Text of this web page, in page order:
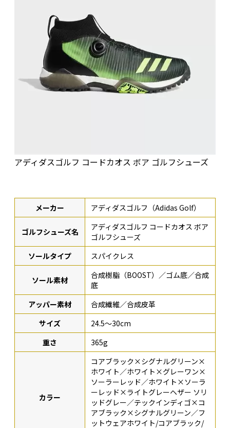
アディダスゴルフ コードカオス ボア ゴルフシューズ
メーカー アディダスゴルフ（Adidas Golf）
ゴルフシューズ名
アディダスゴルフ コードカオス ボア
ゴルフシューズ
ソールタイプ
スパイクレス
ソール素材
合成樹脂（BOOST）／ゴム底／合成
底
アッパー素材
合成繊維／合成皮革
サイズ
24.5〜30cm
重さ
365g
カラー
コアブラック×シグナルグリーン×
ホワイト／ホワイト×グレーワン×
ソーラーレッド／ホワイト×ソーラ
ーレッド×ライトグレーヘザー ソリ
ッドグレー／テックインディゴ×コ
アブラック×シグナルグリーン／フ
ットウェアホワイト/コアブラック/